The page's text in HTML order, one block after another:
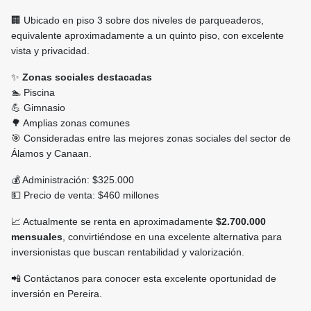
🏢 Ubicado en piso 3 sobre dos niveles de parqueaderos,
equivalente aproximadamente a un quinto piso, con excelente
vista y privacidad.
✨ Zonas sociales destacadas
🏊 Piscina
💪 Gimnasio
🌳 Amplias zonas comunes
🎯 Consideradas entre las mejores zonas sociales del sector de
Álamos y Canaan.
💰 Administración: $325.000
💵 Precio de venta: $460 millones
📈 Actualmente se renta en aproximadamente $2.700.000
mensuales , convirtiéndose en una excelente alternativa para
inversionistas que buscan rentabilidad y valorización.
📲 Contáctanos para conocer esta excelente oportunidad de
inversión en Pereira.